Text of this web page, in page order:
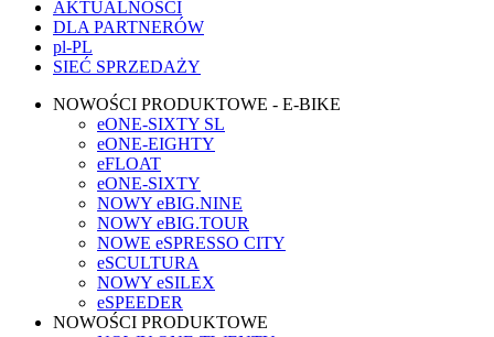
AKTUALNOŚCI
DLA PARTNERÓW
pl-PL
SIEĆ SPRZEDAŻY
NOWOŚCI PRODUKTOWE - E-BIKE
eONE-SIXTY SL
eONE-EIGHTY
eFLOAT
eONE-SIXTY
NOWY eBIG.NINE
NOWY eBIG.TOUR
NOWE eSPRESSO CITY
eSCULTURA
NOWY eSILEX
eSPEEDER
NOWOŚCI PRODUKTOWE